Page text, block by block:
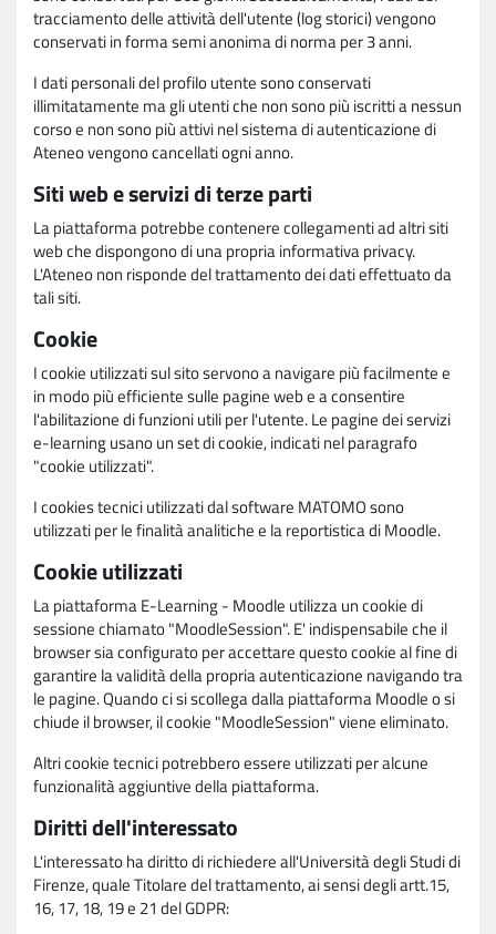
tracciamento delle attività dell'utente (log storici) vengono
conservati in forma semi anonima di norma per 3 anni.
I dati personali del profilo utente sono conservati
illimitatamente ma gli utenti che non sono più iscritti a nessun
corso e non sono più attivi nel sistema di autenticazione di
Ateneo vengono cancellati ogni anno.
Siti web e servizi di terze parti
La piattaforma potrebbe contenere collegamenti ad altri siti
web che dispongono di una propria informativa privacy.
L'Ateneo non risponde del trattamento dei dati effettuato da
tali siti.
Cookie
I cookie utilizzati sul sito servono a navigare più facilmente e
in modo più efficiente sulle pagine web e a consentire
l'abilitazione di funzioni utili per l'utente. Le pagine dei servizi
e-learning usano un set di cookie, indicati nel paragrafo
"cookie utilizzati".
I cookies tecnici utilizzati dal software MATOMO sono
utilizzati per le finalità analitiche e la reportistica di Moodle.
Cookie utilizzati
La piattaforma E-Learning - Moodle utilizza un cookie di
sessione chiamato "MoodleSession". E' indispensabile che il
browser sia configurato per accettare questo cookie al fine di
garantire la validità della propria autenticazione navigando tra
le pagine. Quando ci si scollega dalla piattaforma Moodle o si
chiude il browser, il cookie "MoodleSession" viene eliminato.
Altri cookie tecnici potrebbero essere utilizzati per alcune
funzionalità aggiuntive della piattaforma.
Diritti dell'interessato
L'interessato ha diritto di richiedere all'Università degli Studi di
Firenze, quale Titolare del trattamento, ai sensi degli artt.15,
16, 17, 18, 19 e 21 del GDPR: